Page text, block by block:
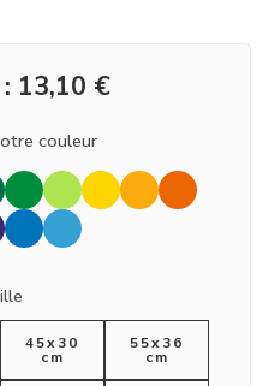
13,10 €
couleur
45x30
cm
55x36
cm